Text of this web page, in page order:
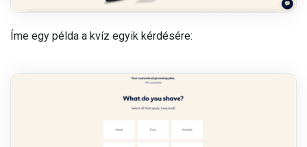
Íme egy példa a kvíz egyik kérdésére: